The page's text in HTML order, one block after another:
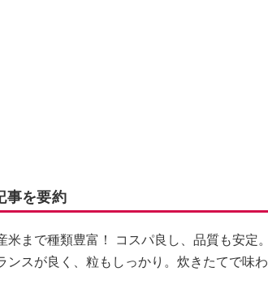
事を要約
まで種類豊富！ コスパ良し、品質も安定。
ンスが良く、粒もしっかり。炊きたてで味わ